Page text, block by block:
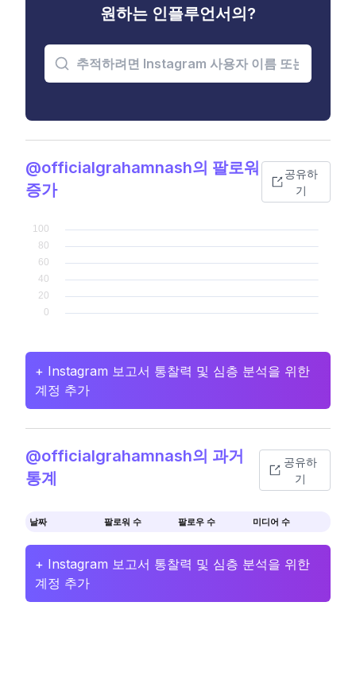
원하는 인플루언서의?
@officialgrahamnash의 팔로워
증가
공유하
기
+ Instagram 보고서 통찰력 및 심층 분석을 위한
계정 추가
@officialgrahamnash의 과거
통계
공유하
기
날짜 팔로워 수 팔로우 수 미디어 수
+ Instagram 보고서 통찰력 및 심층 분석을 위한
계정 추가